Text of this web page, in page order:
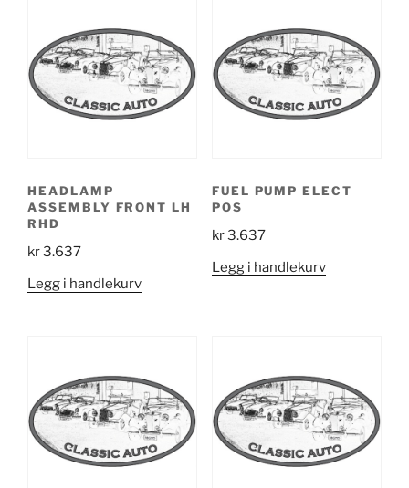
HEADLAMP
ASSEMBLY FRONT LH
RHD
kr3.637
Legg i handlekurv
FUEL PUMP ELECT
POS
kr3.637
Legg i handlekurv